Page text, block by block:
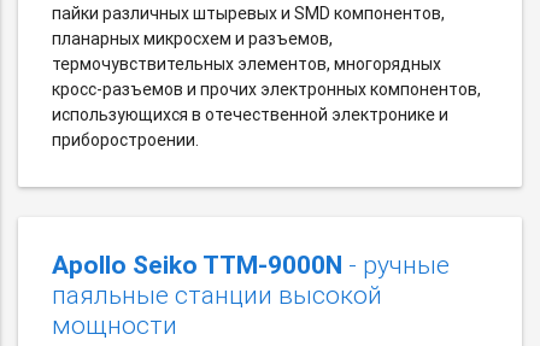
пайки различных штыревых и SMD компонентов,
планарных микросхем и разъемов,
термочувствительных элементов, многорядных
кросс-разъемов и прочих электронных компонентов,
использующихся в отечественной электронике и
приборостроении.
Apollo Seiko TTM-9000N - ручные
паяльные станции высокой
мощности